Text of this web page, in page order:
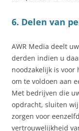
6. Delen van
AWR Media deelt
derden indien u
noodzakelijk is voor
om te voldoen aan
Met bedrijven die
opdracht, sluiten
zorgen voor
vertrouwelijkheid